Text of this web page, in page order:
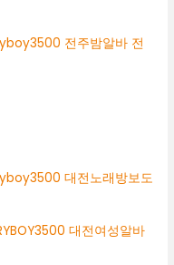
전주밤알바 전
대전노래방보도
대전여성알바